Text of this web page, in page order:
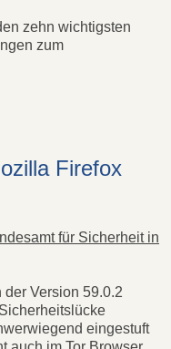
zehn wichtigsten
zum
Firefox
für Sicherheit in
Version 59.0.2
eingestuft